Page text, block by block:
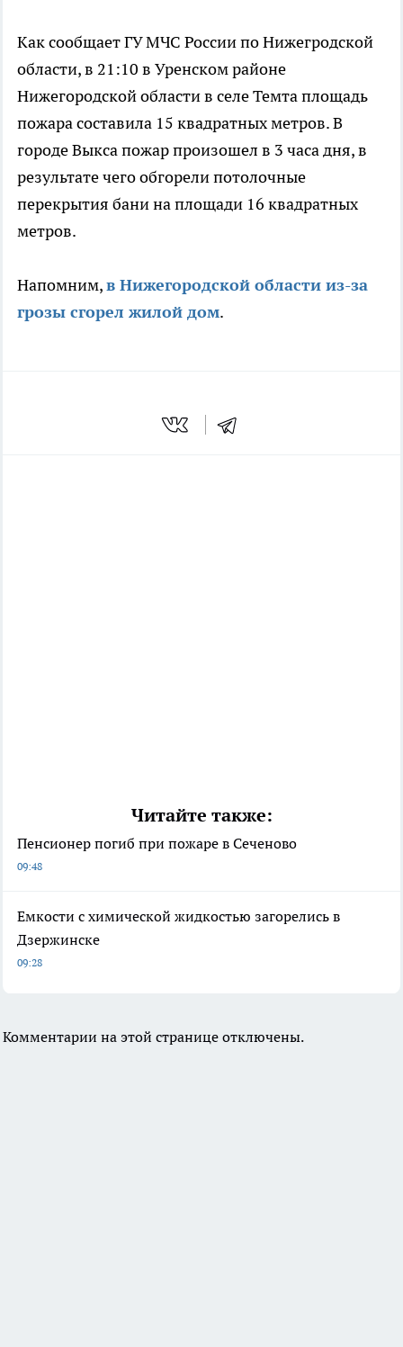
Как сообщает ГУ МЧС России по Нижегродской
области, в 21:10 в Уренском районе
Нижегородской области в селе Темта площадь
пожара составила 15 квадратных метров. В
городе Выкса пожар произошел в 3 часа дня, в
результате чего обгорели потолочные
перекрытия бани на площади 16 квадратных
метров.
Напомним,в Нижегородской области из-за
грозы сгорел жилой дом.
Читайте также:
Пенсионер погиб при пожаре в Сеченово
09:48
Емкости с химической жидкостью загорелись в
Дзержинске
09:28
Комментарии на этой странице отключены.